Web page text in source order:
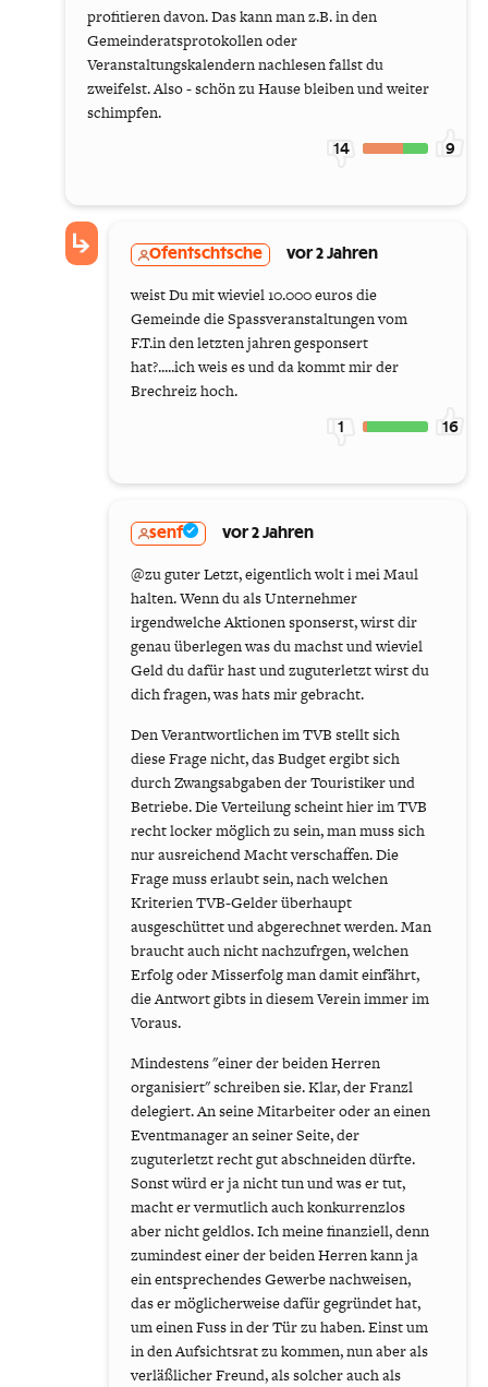
profitieren davon. Das kann man z.B. in den
Gemeinderatsprotokollen oder
Veranstaltungskalendern nachlesen fallst du
zweifelst. Also - schön zu Hause bleiben und weiter
schimpfen.
14 9
Ofentschtsche vor 2 Jahren
weist Du mit wieviel 10.000 euros die
Gemeinde die Spassveranstaltungen vom
F.T.in den letzten jahren gesponsert
hat?.....ich weis es und da kommt mir der
Brechreiz hoch.
1 16
senf vor 2 Jahren
@zu guter Letzt, eigentlich wolt i mei Maul
halten. Wenn du als Unternehmer
irgendwelche Aktionen sponserst, wirst dir
genau überlegen was du machst und wieviel
Geld du dafür hast und zuguterletzt wirst du
dich fragen, was hats mir gebracht.
Den Verantwortlichen im TVB stellt sich
diese Frage nicht, das Budget ergibt sich
durch Zwangsabgaben der Touristiker und
Betriebe. Die Verteilung scheint hier im TVB
recht locker möglich zu sein, man muss sich
nur ausreichend Macht verschaffen. Die
Frage muss erlaubt sein, nach welchen
Kriterien TVB-Gelder überhaupt
ausgeschüttet und abgerechnet werden. Man
braucht auch nicht nachzufrgen, welchen
Erfolg oder Misserfolg man damit einfährt,
die Antwort gibts in diesem Verein immer im
Voraus.
Mindestens "einer der beiden Herren
organisiert" schreiben sie. Klar, der Franzl
delegiert. An seine Mitarbeiter oder an einen
Eventmanager an seiner Seite, der
zuguterletzt recht gut abschneiden dürfte.
Sonst würd er ja nicht tun und was er tut,
macht er vermutlich auch konkurrenzlos
aber nicht geldlos. Ich meine finanziell, denn
zumindest einer der beiden Herren kann ja
ein entsprechendes Gewerbe nachweisen,
das er möglicherweise dafür gegründet hat,
um einen Fuss in der Tür zu haben. Einst um
in den Aufsichtsrat zu kommen, nun aber als
verläßlicher Freund, als solcher auch als